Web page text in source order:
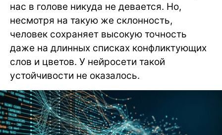
нас в голове никуда не девается. Но,
несмотря на такую же склонность,
человек сохраняет высокую точность
даже на длинных списках конфликтующих
слов и цветов. У нейросети такой
устойчивости не оказалось.